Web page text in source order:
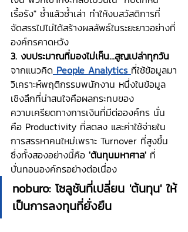
เรื้อรัง" ซ้ำแล้วซ้ำเล่า ทำให้งบสวัสดิการที่
จัดสรรไปไม่ได้สร้างผลลัพธ์ในระยะยาวอย่างที่
องค์กรคาดหวัง
3. งบประมาณที่มองไม่เห็น...สูญเปล่าทุกวัน
จากแนวคิด People Analytics ที่ใช้ข้อมูลมา
วิเคราะห์พฤติกรรมพนักงาน หนึ่งในข้อมูล
เชิงลึกที่น่าสนใจคือผลกระทบของ
ความเครียดทางการเงินที่มีต่อองค์กร นั่น
คือ Productivity ที่ลดลง และค่าใช้จ่ายใน
การสรรหาคนใหม่เพราะ Turnover ที่สูงขึ้น
ซึ่งทั้งสองอย่างนี้คือ 'ต้นทุนมหาศาล' ที่
บั่นทอนองค์กรอย่างต่อเนื่อง
noburo: โซลูชันที่เปลี่ยน 'ต้นทุน' ให้
เป็นการลงทุนที่ยั่งยืน